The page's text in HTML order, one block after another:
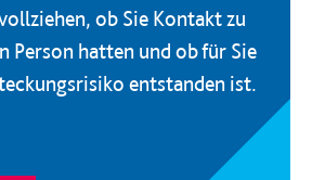
ob Sie Kontakt zu
Person hatten und ob für Sie
entstanden ist.